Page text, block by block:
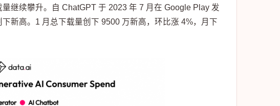
继续攀升。自 ChatGPT 于 2023 年 7 月在 Google Play 发
新高。1 月总下载量创下 9500 万新高，环比涨 4%，月下